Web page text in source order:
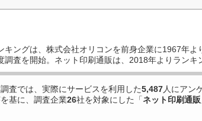
キングは、株式会社オリコンを前身企業に1967年よ
調査を開始。ネット印刷通販は、2018年よりランキ
査では、実際にサービスを利用した5,487人にアン
基に、調査企業26社を対象にした「ネット印刷通販